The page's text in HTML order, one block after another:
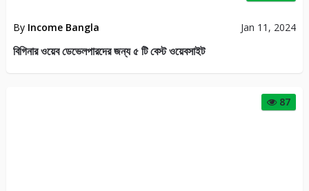
By Income Bangla Jan 11, 2024
বিগিনার ওয়েব ডেভেলপারদের জন্য ৫ টি বেস্ট ওয়েবসাইট
87